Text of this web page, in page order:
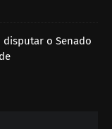
disputar o Senado